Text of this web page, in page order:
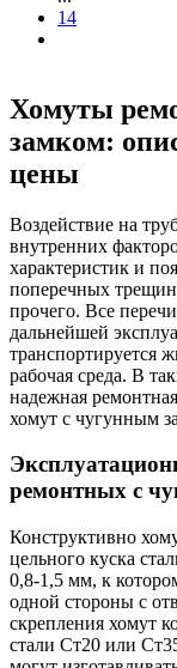
14
Хомуты
замком:
цены
Воздействие на
внутренних
характеристик и
поперечных
прочего. Все
дальнейшей
транспортируется
рабочая среда. В
надежная
хомут с чугунным
ремонтных с
Конструктивно
цельного куска
0,8-1,5 мм, к
одной стороны с
скрепления хомут
стали Ст20 или